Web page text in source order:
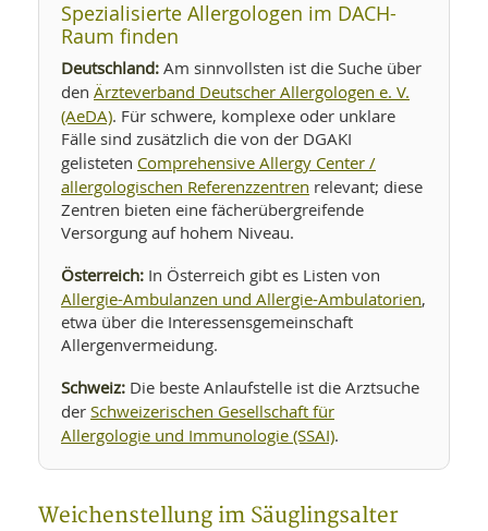
Spezialisierte Allergologen im DACH-
Raum finden
Deutschland: Am sinnvollsten ist die Suche über
den Ärzteverband Deutscher Allergologen e. V.
(AeDA). Für schwere, komplexe oder unklare
Fälle sind zusätzlich die von der DGAKI
gelisteten Comprehensive Allergy Center /
allergologischen Referenzzentren relevant; diese
Zentren bieten eine fächerübergreifende
Versorgung auf hohem Niveau.
Österreich: In Österreich gibt es Listen von
Allergie-Ambulanzen und Allergie-Ambulatorien,
etwa über die Interessensgemeinschaft
Allergenvermeidung.
Schweiz: Die beste Anlaufstelle ist die Arztsuche
der Schweizerischen Gesellschaft für
Allergologie und Immunologie (SSAI).
Weichenstellung im Säuglingsalter